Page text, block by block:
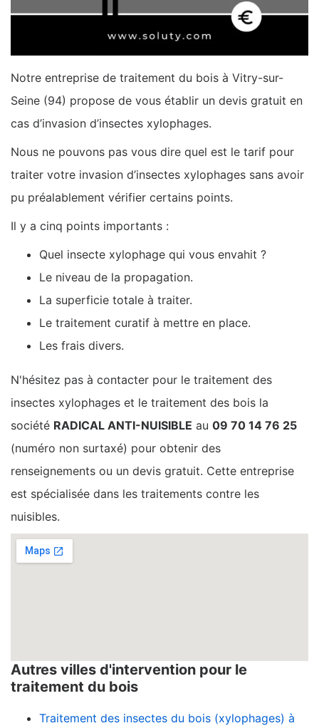
Notre entreprise de traitement du bois à Vitry-sur-
Seine (94) propose de vous établir un devis gratuit en
cas d’invasion d’insectes xylophages.
Nous ne pouvons pas vous dire quel est le tarif pour
traiter votre invasion d’insectes xylophages sans avoir
pu préalablement vérifier certains points.
Il y a cinq points importants :
Quel insecte xylophage qui vous envahit ?
Le niveau de la propagation.
La superficie totale à traiter.
Le traitement curatif à mettre en place.
Les frais divers.
N'hésitez pas à contacter pour le traitement des
insectes xylophages et le traitement des bois la
société RADICAL ANTI-NUISIBLE au 09 70 14 76 25
(numéro non surtaxé) pour obtenir des
renseignements ou un devis gratuit. Cette entreprise
est spécialisée dans les traitements contre les
nuisibles.
Autres villes d'intervention pour le
traitement du bois
Traitement des insectes du bois (xylophages) à